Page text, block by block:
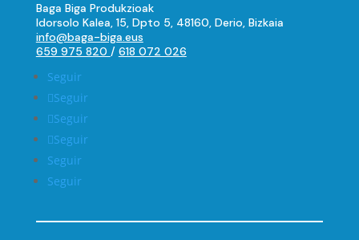
Baga Biga Produkzioak
Idorsolo Kalea, 15, Dpto 5, 48160, Derio, Bizkaia
info@baga-biga.eus
659 975 820 / 618 072 026
Seguir
Seguir
Seguir
Seguir
Seguir
Seguir